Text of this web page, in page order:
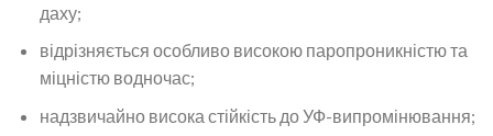
даху;
відрізняється особливо високою паропроникністю та
міцністю водночас;
надзвичайно висока стійкість до УФ-випромінювання;